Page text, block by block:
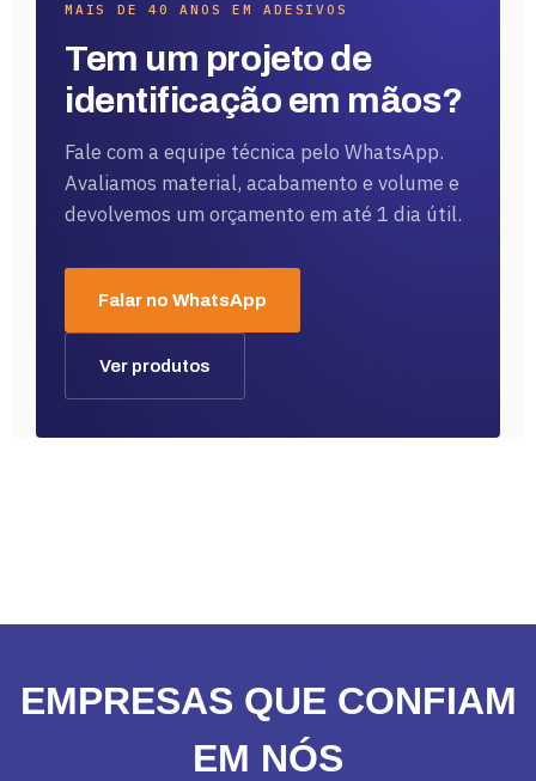
MAIS DE 40 ANOS EM ADESIVOS
Tem um projeto de
identificação em mãos?
Fale com a equipe técnica pelo WhatsApp.
Avaliamos material, acabamento e volume e
devolvemos um orçamento em até 1 dia útil.
Falar no WhatsApp
Ver produtos
EMPRESAS QUE CONFIAM
EM NÓS